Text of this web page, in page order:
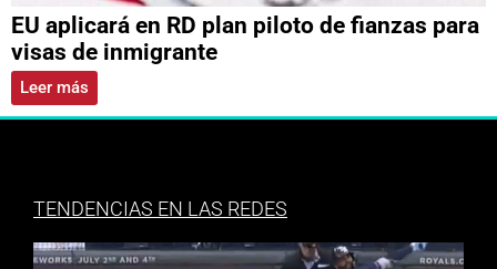
EU aplicará en RD plan piloto de fianzas para
visas de inmigrante
Leer más
TENDENCIAS EN LAS REDES